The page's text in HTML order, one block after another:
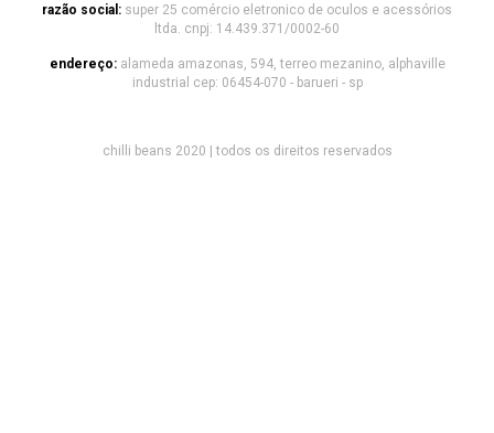
razão social: super 25 comércio eletronico de oculos e acessórios
ltda. cnpj: 14.439.371/0002-60
endereço: alameda amazonas, 594, terreo mezanino, alphaville
industrial cep: 06454-070 - barueri - sp
chilli beans 2020 | todos os direitos reservados